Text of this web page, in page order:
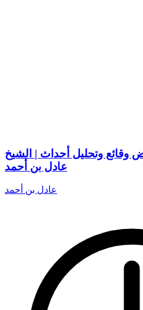
وقائع وتحليل أحداث | الشيخ
عادل بن أحمد
عادل بن أحمد